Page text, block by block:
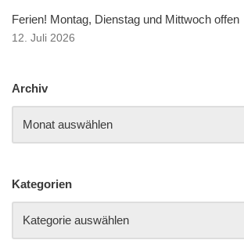
Ferien! Montag, Dienstag und Mittwoch offen
12. Juli 2026
Archiv
Kategorien